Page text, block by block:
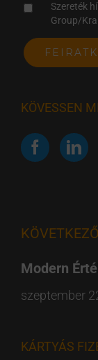
Szereték
Group/
KÖVESSEN
Modern
szeptember
KÁRTYÁS